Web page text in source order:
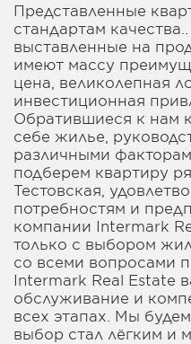
Представленные
стандартам
выставленные на
имеют массу
цена, великолепная
инвестиционная
Обратившиеся к нам
себе жилье,
различными
подберем квартиру
Тестовская,
потребностям и
компании Intermark
только с выбором
со всеми вопросами
Intermark Real Estate
обслуживание и
всех этапах. Мы
выбор стал лёгким и